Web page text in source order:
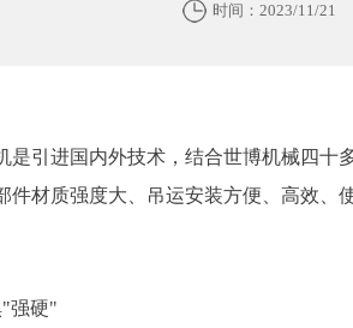
时间：2023/11/21
是引进国内外技术，结合世博机械四十
件材质强度大、吊运安装方便、高效、
强硬"